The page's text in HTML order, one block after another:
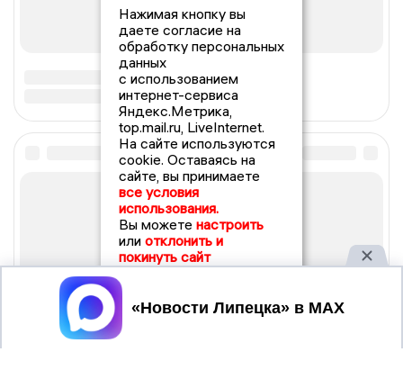
Нажимая кнопку вы
даете согласие на
обработку персональных
данных
с использованием
интернет-сервиса
Яндекс.Метрика,
top.mail.ru, LiveInternet.
На сайте используются
cookie. Оставаясь на
сайте, вы принимаете
все условия
использования.
Вы можете настроить
или отклонить и
покинуть сайт
Принять